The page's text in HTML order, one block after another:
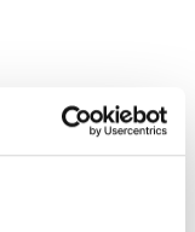
saisissant :
se courbe de manière
piétement plein et
piétement en